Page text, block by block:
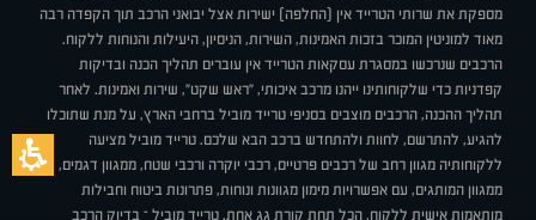
מספקת את שרותי הטרייד אין (החלפה) ישירות אצל יבואני הרכב תוך הקפדה רבה
מאוד למוניטין המוכר בזכות האמינות, השירות, הניסיון, היעילות והנוחות ללקוח.
הרכבים שנרכשו במסגרת עסקאות הטרייד אין עוברים תהליך הכנה ובדיקות
קפדניות כדי שלקוחותינו ייהנו מרכב איכותי, "ראש שקט", שירות ואמינות. לאחר
תהליך ההכנה, הרכבים מוצבים בסניפי טרייד מוביל ברחבי הארץ, על מנת שתוכלו
להגיע, להתרשם, לחוות ולהתחדש ברכב הבא שלכם. טרייד מוביל מציעה
ללקוחותיה מגוון רחב של רכבים פרטיים, רכבי יוקרה ורכבי שטח, ממגוון דגמים,
ממגוון המותגים, עם אפשרויות מימון מגוונות ונוחות, פתרונות ביטוח וחבילות
מותאמות אישית ללקוח, הכל תחת קורת גג אחת. טרייד מוביל – בדיוק הרכב